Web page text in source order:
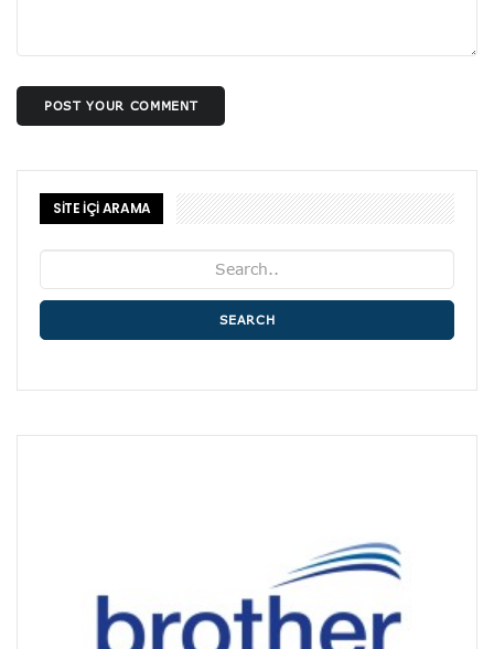
POST YOUR COMMENT
SİTE İÇİ ARAMA
SEARCH